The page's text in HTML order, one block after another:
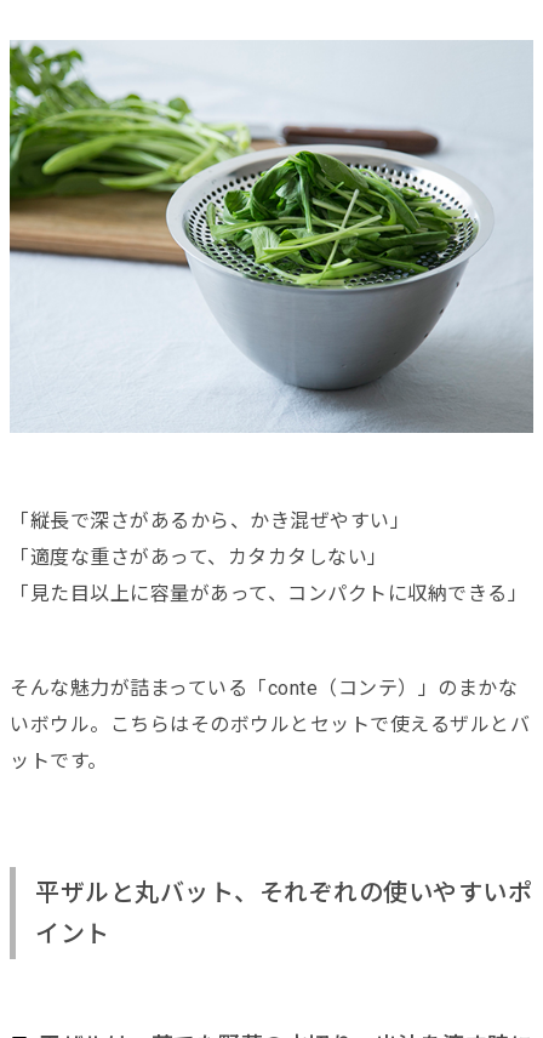
「縦長で深さがあるから、かき混ぜやすい」
「適度な重さがあって、カタカタしない」
「見た目以上に容量があって、コンパクトに収納できる」
そんな魅力が詰まっている「conte（コンテ）」のまかな
いボウル。こちらはそのボウルとセットで使えるザルとバ
ットです。
平ザルと丸バット、それぞれの使いやすいポ
イント